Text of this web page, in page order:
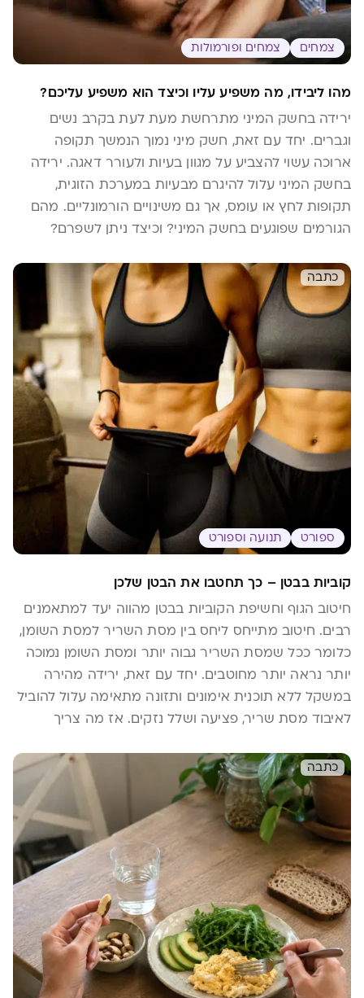
צמחים צמחים ופורמולות
מהו ליבידו, מה משפיע עליו וכיצד הוא משפיע עליכם?
ירידה בחשק המיני מתרחשת מעת לעת בקרב נשים
וגברים. יחד עם זאת, חשק מיני נמוך הנמשך תקופה
ארוכה עשוי להצביע על מגוון בעיות ולעורר דאגה. ירידה
בחשק המיני עלול להיגרם מבעיות במערכת הזוגית,
תקופות לחץ או עומס, אך גם משינויים הורמונליים. מהם
הגורמים שפוגעים בחשק המיני? וכיצד ניתן לשפרם?
כתבה
ספורט תנועה וספורט
קוביות בבטן – כך תחטבו את הבטן שלכן
חיטוב הגוף וחשיפת הקוביות בבטן מהווה יעד למתאמנים
רבים. חיטוב מתייחס ליחס בין מסת השריר למסת השומן,
כלומר ככל שמסת השריר גבוה יותר ומסת השומן נמוכה
יותר נראה יותר מחוטבים. יחד עם זאת, ירידה מהירה
במשקל ללא תוכנית אימונים ותזונה מתאימה עלול להוביל
לאיבוד מסת שריר, פציעה ושלל נזקים. אז מה צריך
לחשיפת הקוביות?
כתבה